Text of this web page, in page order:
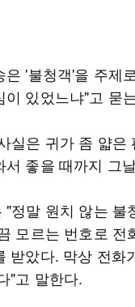
은 '불청객'을 주제
이 있었느냐"고 묻
실은 귀가 좀 얇
서 좋을 때까지 그
"정말 원치 않는 불
모르는 번호로
받았다. 막상 전화
"고 말한다.